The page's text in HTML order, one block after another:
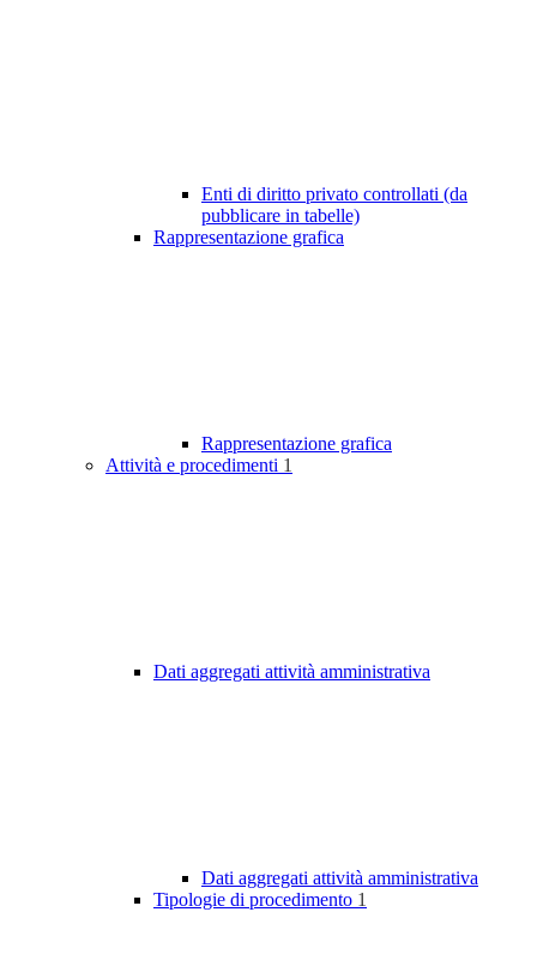
Enti di diritto privato controllati (da
pubblicare in tabelle)
Rappresentazione grafica
Rappresentazione grafica
Attività e procedimenti 1
Dati aggregati attività amministrativa
Dati aggregati attività amministrativa
Tipologie di procedimento 1